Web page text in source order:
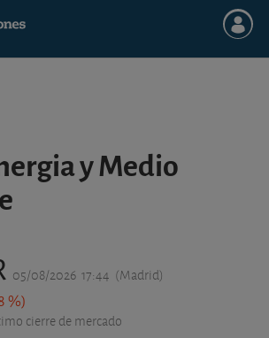
y Medio
05/08/2026 17:44 (Madrid)
%)
cierre de mercado